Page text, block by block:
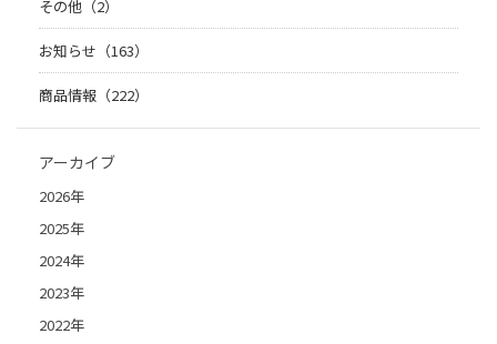
その他（2）
お知らせ（163）
商品情報（222）
アーカイブ
2026年
2025年
2024年
2023年
2022年